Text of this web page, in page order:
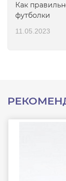
Как
футболки
11.05.2023